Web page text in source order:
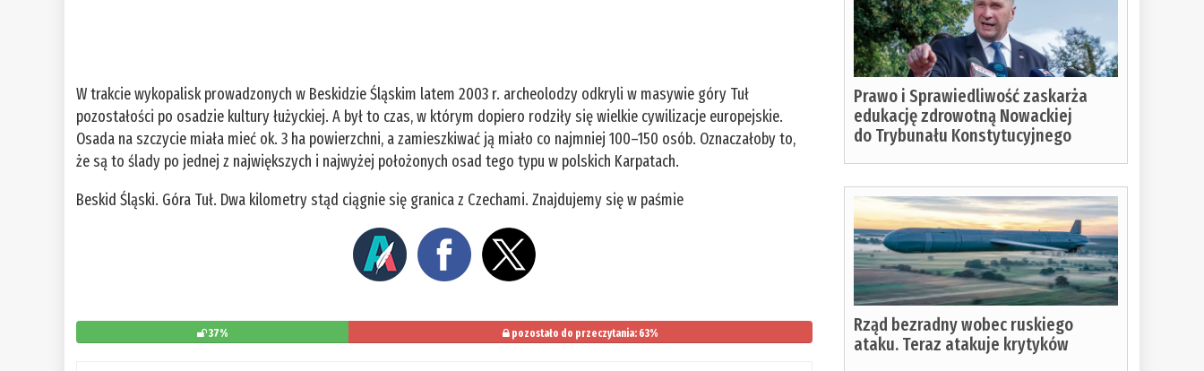
W trakcie wykopalisk prowadzonych w Beskidzie Śląskim latem 2003 r. archeolodzy odkryli w masywie góry Tuł
pozostałości po osadzie kultury łużyckiej. A był to czas, w którym dopiero rodziły się wielkie cywilizacje europejskie.
Osada na szczycie miała mieć ok. 3 ha powierzchni, a zamieszkiwać ją miało co najmniej ­100–150 osób. Oznaczałoby to,
że są to ślady po jednej z największych i najwyżej położonych osad tego typu w polskich Karpatach.
Beskid Śląski. Góra Tuł. Dwa kilometry stąd ciągnie się granica z Czechami. Znajdujemy się w paśmie
37% pozostało do przeczytania: 63%
Prawo i Sprawiedliwość zaskarża
edukację zdrowotną Nowackiej
do Trybunału Konstytucyjnego
Rząd bezradny wobec ruskiego
ataku. Teraz atakuje krytyków